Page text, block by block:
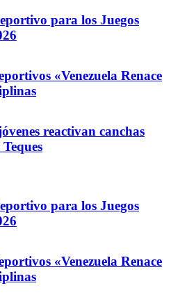
para los Juegos
«Venezuela Renace
reactivan canchas
para los Juegos
«Venezuela Renace